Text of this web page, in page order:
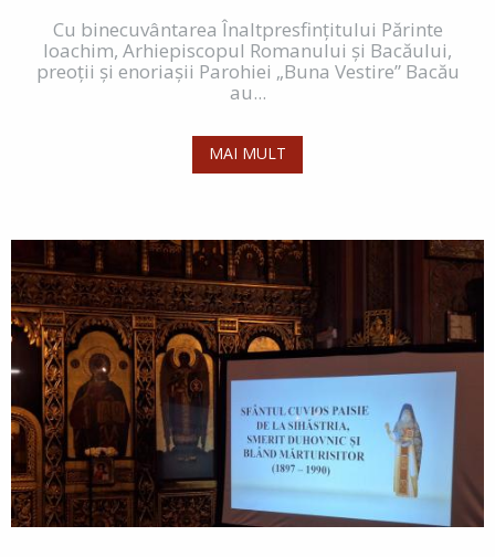
Cu binecuvântarea Înaltpresfințitului Părinte
Ioachim, Arhiepiscopul Romanului şi Bacăului,
preoții și enoriașii Parohiei „Buna Vestire” Bacău
au...
MAI MULT